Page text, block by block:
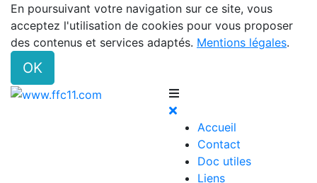
En poursuivant votre navigation sur ce site, vous
acceptez l'utilisation de cookies pour vous proposer
des contenus et services adaptés. Mentions légales.
OK
Accueil
Contact
Doc utiles
Liens